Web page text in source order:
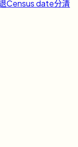
Census date分清